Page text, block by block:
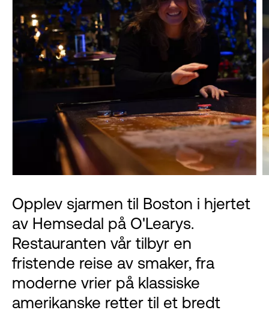
Opplev sjarmen til Boston i hjertet
av Hemsedal på O'Learys.
Restauranten vår tilbyr en
fristende reise av smaker, fra
moderne vrier på klassiske
amerikanske retter til et bredt